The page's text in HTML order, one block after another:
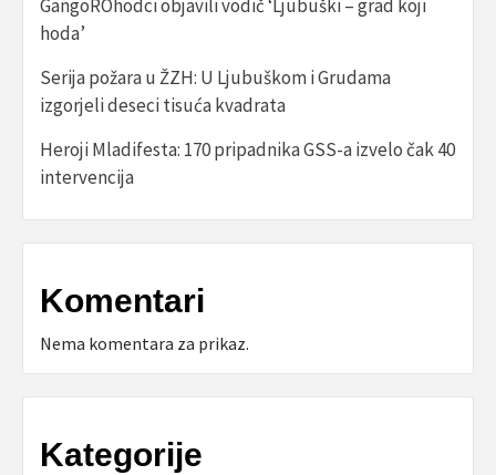
GangoROhodci objavili vodič ‘Ljubuški – grad koji
hoda’
Serija požara u ŽZH: U Ljubuškom i Grudama
izgorjeli deseci tisuća kvadrata
Heroji Mladifesta: 170 pripadnika GSS-a izvelo čak 40
intervencija
Komentari
Nema komentara za prikaz.
Kategorije